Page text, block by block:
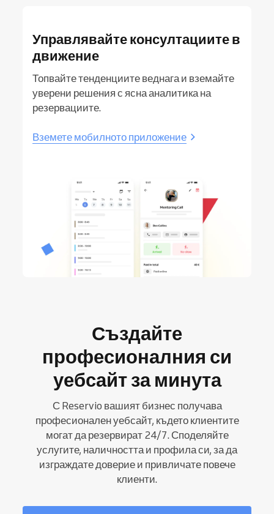
Управлявайте консултациите в
движение
Топвайте тенденциите веднага и вземайте
уверени решения с ясна аналитика на
резервациите.
Вземете мобилното приложение
Създайте
професионалния си
уебсайт за минута
С Reservio вашият бизнес получава
професионален уебсайт, където клиентите
могат да резервират 24/7. Споделяйте
услугите, наличността и профила си, за да
изграждате доверие и привличате повече
клиенти.